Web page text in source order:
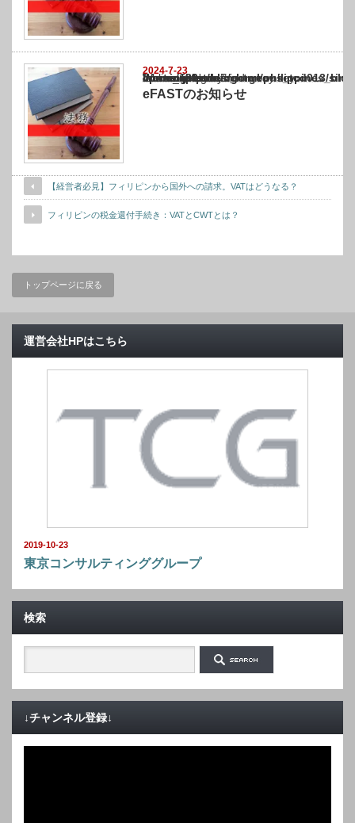
2024-7-23
Warning
: Undefined array key "show_category" in
/home/netst/kuno-cpa.co.jp/public_html/philippines_blog/wp-content/themes/
on line183
eFASTのお知らせ
【経営者必見】フィリピンから国外への請求。VATはどうなる？
フィリピンの税金還付手続き：VATとCWTとは？
トップページに戻る
運営会社HPはこちら
2019-10-23
東京コンサルティンググループ
検索
↓チャンネル登録↓